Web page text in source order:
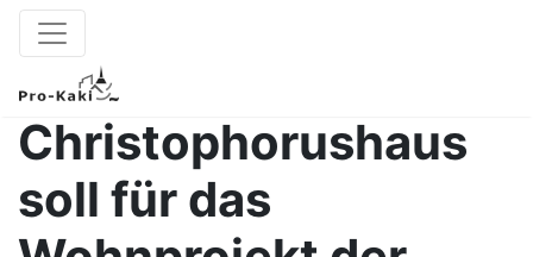
Christophorushaus
soll für das